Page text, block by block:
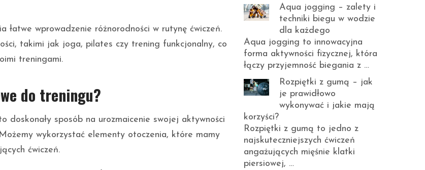
łatwe wprowadzenie różnorodności w rutynę ćwiczeń.
takimi jak joga, pilates czy trening funkcjonalny, co
treningami.
do treningu?
sposób na urozmaicenie swojej aktywności
wykorzystać elementy otoczenia, które mamy
ćwiczeń.
Aqua jogging – zalety i
techniki biegu w wodzie
dla każdego
Aqua jogging to innowacyjna
forma aktywności fizycznej, która
łączy przyjemność biegania z …
Rozpiętki z gumą – jak
je prawidłowo
wykonywać i jakie mają
korzyści?
Rozpiętki z gumą to jedno z
najskuteczniejszych ćwiczeń
angażujących mięśnie klatki
piersiowej, …